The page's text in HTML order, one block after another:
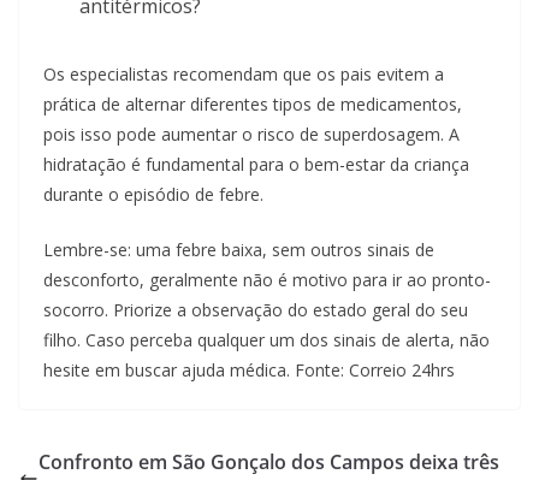
antitérmicos?
Os especialistas recomendam que os pais evitem a
prática de alternar diferentes tipos de medicamentos,
pois isso pode aumentar o risco de superdosagem. A
hidratação é fundamental para o bem-estar da criança
durante o episódio de febre.
Lembre-se: uma febre baixa, sem outros sinais de
desconforto, geralmente não é motivo para ir ao pronto-
socorro. Priorize a observação do estado geral do seu
filho. Caso perceba qualquer um dos sinais de alerta, não
hesite em buscar ajuda médica. Fonte: Correio 24hrs
Confronto em São Gonçalo dos Campos deixa três